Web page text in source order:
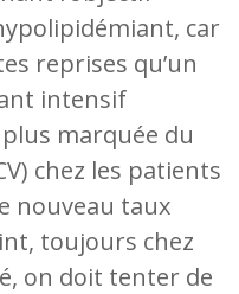
car
reprises qu’un
intensif
marquée du
chez les patients
nouveau taux
toujours chez
on doit tenter de